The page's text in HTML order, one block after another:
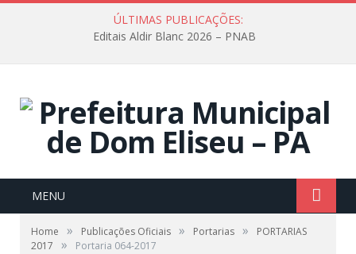
ÚLTIMAS PUBLICAÇÕES:
Editais Aldir Blanc 2026 – PNAB
MENU
Home » Publicações Oficiais » Portarias »
PORTARIAS
2017
» Portaria 064-2017